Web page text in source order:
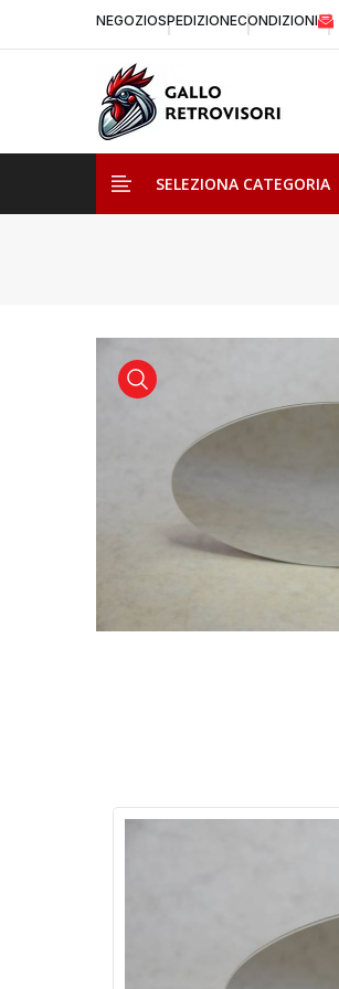
NEGOZIOSPEDIZIONECONDIZIONI
SELEZIONA CATEGORIA
visualizza prodotto